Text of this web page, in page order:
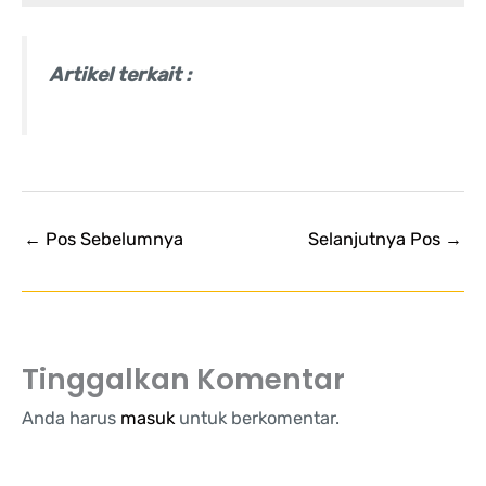
Artikel terkait :
← Pos Sebelumnya Selanjutnya Pos →
Tinggalkan Komentar
Anda harus masukuntuk berkomentar.